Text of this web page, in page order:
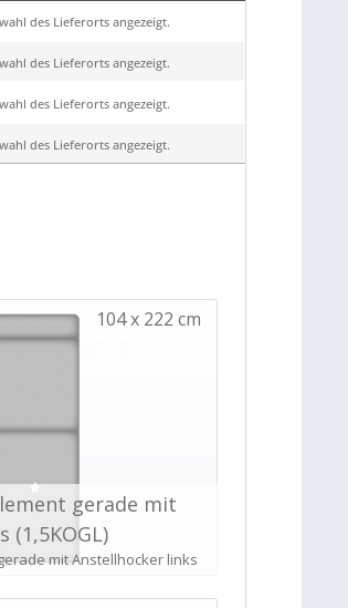
des Lieferorts angezeigt.
des Lieferorts angezeigt.
des Lieferorts angezeigt.
des Lieferorts angezeigt.